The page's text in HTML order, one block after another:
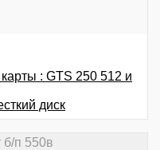
: GTS 250 512 и
диск
б/п 550в